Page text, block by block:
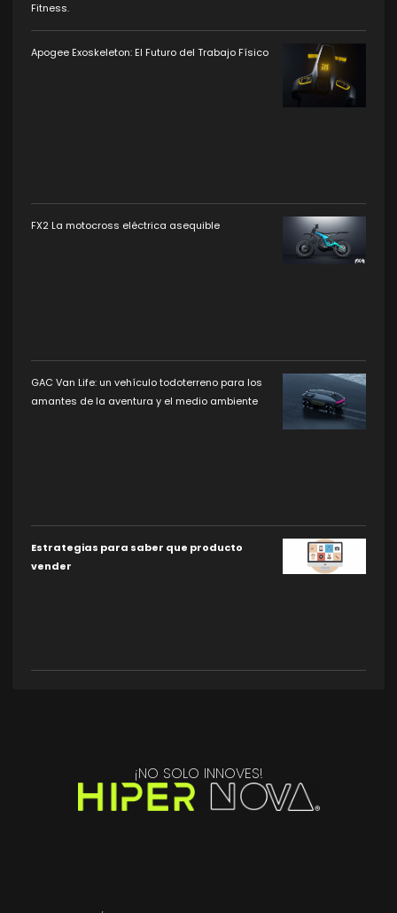
Fitness.
Apogee Exoskeleton: El Futuro del Trabajo Físico
FX2 La motocross eléctrica asequible
GAC Van Life: un vehículo todoterreno para los
amantes de la aventura y el medio ambiente
Estrategias para saber que producto
vender
¡NO SOLO INNOVES!